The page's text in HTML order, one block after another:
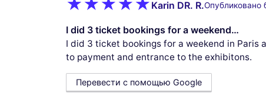
Karin DR. R.Опубликовано
I did 3 ticket bookings for a weekend…
I did 3 ticket bookings for a weekend in Paris
to payment and entrance to the exhibitons.
Перевести с помощью Google